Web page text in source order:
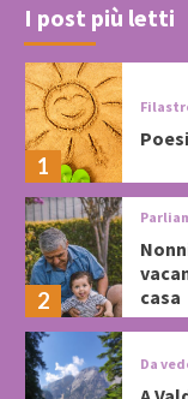
I post più letti
1
2
casa
Da